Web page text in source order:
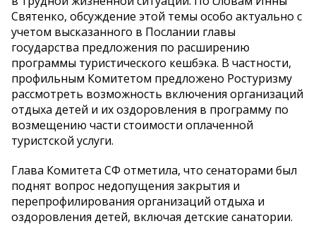
Святенко, обсуждение этой темы особо актуально с
учетом высказанного в Послании главы
государства предложения по расширению
программы туристического кешбэка. В частности,
профильным Комитетом предложено Ростуризму
рассмотреть возможность включения организаций
отдыха детей и их оздоровления в программу по
возмещению части стоимости оплаченной
туристской услуги.
Глава Комитета СФ отметила, что сенаторами был
поднят вопрос недопущения закрытия и
перепрофилирования организаций отдыха и
оздоровления детей, включая детские санатории.